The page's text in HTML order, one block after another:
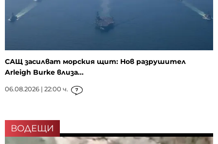
САЩ засилват морския щит: Нов разрушител
Arleigh Burke влиза...
06.08.2026 | 22:00 ч. 7
ВОДЕЩИ